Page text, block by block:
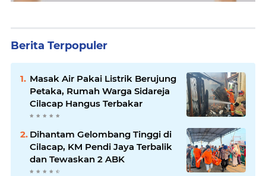
Berita Terpopuler
Masak Air Pakai Listrik Berujung
Petaka, Rumah Warga Sidareja
Cilacap Hangus Terbakar
Dihantam Gelombang Tinggi di
Cilacap, KM Pendi Jaya Terbalik
dan Tewaskan 2 ABK